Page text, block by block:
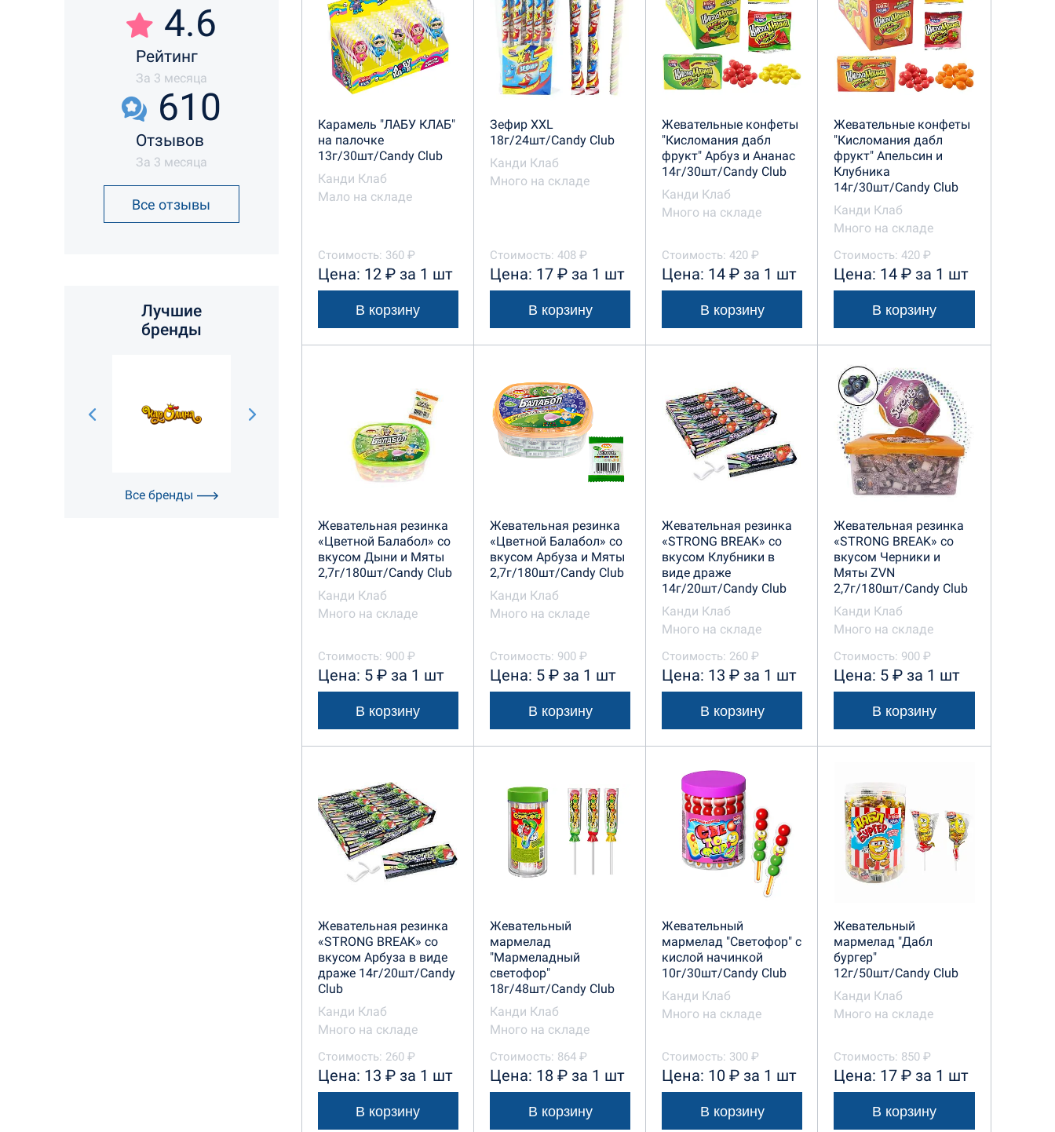
4.6
Рейтинг
За 3 месяца
610
Отзывов
За 3 месяца
Все отзывы
Лучшие
бренды
Все бренды
Карамель "ЛАБУ КЛАБ"
на палочке
13г/30шт/Candy Club
Канди Клаб
Мало на складе
Стоимость: 360 ₽
Цена: 12 ₽ за 1 шт
В корзину
Зефир XXL
18г/24шт/Candy Club
Канди Клаб
Много на складе
Стоимость: 408 ₽
Цена: 17 ₽ за 1 шт
В корзину
Жевательные конфеты
"Кисломания дабл
фрукт" Арбуз и Ананас
14г/30шт/Candy Club
Канди Клаб
Много на складе
Стоимость: 420 ₽
Цена: 14 ₽ за 1 шт
В корзину
Жевательные конфеты
"Кисломания дабл
фрукт" Апельсин и
Клубника
14г/30шт/Candy Club
Канди Клаб
Много на складе
Стоимость: 420 ₽
Цена: 14 ₽ за 1 шт
В корзину
Жевательная резинка
«Цветной Балабол» со
вкусом Дыни и Мяты
2,7г/180шт/Candy Club
Канди Клаб
Много на складе
Стоимость: 900 ₽
Цена: 5 ₽ за 1 шт
В корзину
Жевательная резинка
«Цветной Балабол» со
вкусом Арбуза и Мяты
2,7г/180шт/Candy Club
Канди Клаб
Много на складе
Стоимость: 900 ₽
Цена: 5 ₽ за 1 шт
В корзину
Жевательная резинка
«STRONG BREAK» со
вкусом Клубники в
виде драже
14г/20шт/Candy Club
Канди Клаб
Много на складе
Стоимость: 260 ₽
Цена: 13 ₽ за 1 шт
В корзину
Жевательная резинка
«STRONG BREAK» со
вкусом Черники и
Мяты ZVN
2,7г/180шт/Candy Club
Канди Клаб
Много на складе
Стоимость: 900 ₽
Цена: 5 ₽ за 1 шт
В корзину
Жевательная резинка
«STRONG BREAK» со
вкусом Арбуза в виде
драже 14г/20шт/Candy
Club
Канди Клаб
Много на складе
Стоимость: 260 ₽
Цена: 13 ₽ за 1 шт
В корзину
Жевательный
мармелад
"Мармеладный
светофор"
18г/48шт/Candy Club
Канди Клаб
Много на складе
Стоимость: 864 ₽
Цена: 18 ₽ за 1 шт
В корзину
Жевательный
мармелад "Светофор" с
кислой начинкой
10г/30шт/Candy Club
Канди Клаб
Много на складе
Стоимость: 300 ₽
Цена: 10 ₽ за 1 шт
В корзину
Жевательный
мармелад "Дабл
бургер"
12г/50шт/Candy Club
Канди Клаб
Много на складе
Стоимость: 850 ₽
Цена: 17 ₽ за 1 шт
В корзину